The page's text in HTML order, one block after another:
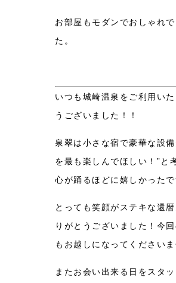
お部屋もモダンでおしゃれ
た。
いつも城崎温泉をご利用い
うございました！！
泉翠は小さな宿で豪華な設
を最も楽しんでほしい！”と
心が踊るほどに嬉しかった
とっても笑顔がステキな還
りがとうございました！今
もお越しになってください
またお会い出来る日をスタ